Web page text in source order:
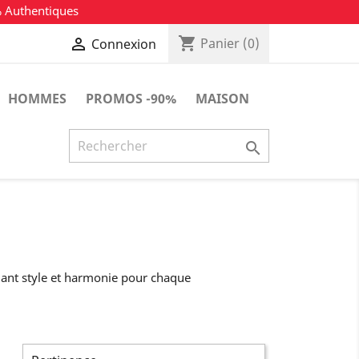
Authentiques
 Connexion shopping_cart Panier (0)
HOMMES PROMOS -90% MAISON

style et harmonie pour chaque